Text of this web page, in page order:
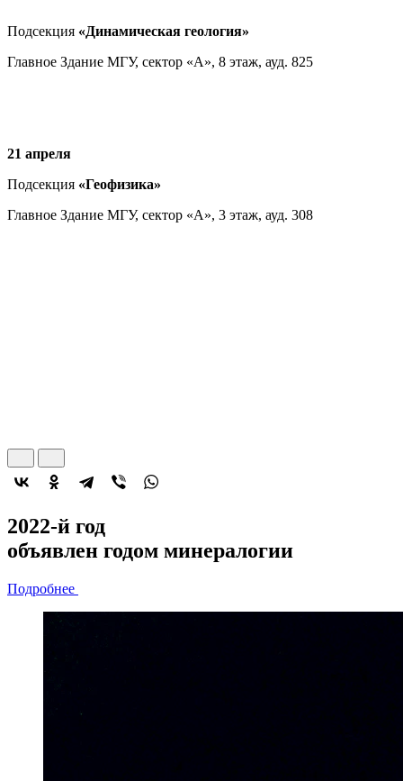
Подсекция «Динамическая геология»
Главное Здание МГУ, сектор «А», 8 этаж, ауд. 825
21 апреля
Подсекция «Геофизика»
Главное Здание МГУ, сектор «А», 3 этаж, ауд. 308
2022-й год
объявлен годом минералогии
Подробнее